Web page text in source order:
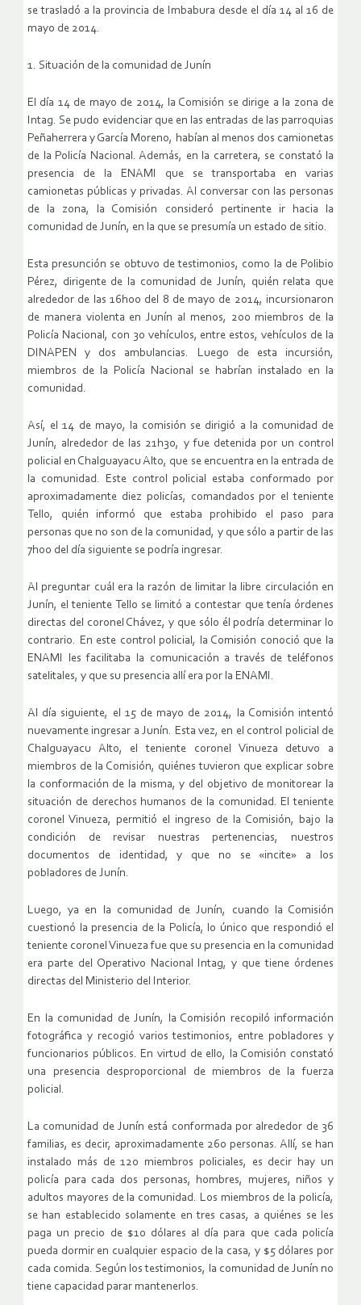
se trasladó a la provincia de Imbabura desde el día 14 al 16 de
mayo de 2014.
1. Situación de la comunidad de Junín
El día 14 de mayo de 2014, la Comisión se dirige a la zona de
Intag. Se pudo evidenciar que en las entradas de las parroquias
Peñaherrera y García Moreno, habían al menos dos camionetas
de la Policía Nacional. Además, en la carretera, se constató la
presencia de la ENAMI que se transportaba en varias
camionetas públicas y privadas. Al conversar con las personas
de la zona, la Comisión consideró pertinente ir hacia la
comunidad de Junín, en la que se presumía un estado de sitio.
Esta presunción se obtuvo de testimonios, como la de Polibio
Pérez, dirigente de la comunidad de Junín, quién relata que
alrededor de las 16h00 del 8 de mayo de 2014, incursionaron
de manera violenta en Junín al menos, 200 miembros de la
Policía Nacional, con 30 vehículos, entre estos, vehículos de la
DINAPEN y dos ambulancias. Luego de esta incursión,
miembros de la Policía Nacional se habrían instalado en la
comunidad.
Así, el 14 de mayo, la comisión se dirigió a la comunidad de
Junín, alrededor de las 21h30, y fue detenida por un control
policial en Chalguayacu Alto, que se encuentra en la entrada de
la comunidad. Este control policial estaba conformado por
aproximadamente diez policías, comandados por el teniente
Tello, quién informó que estaba prohibido el paso para
personas que no son de la comunidad, y que sólo a partir de las
7h00 del día siguiente se podría ingresar.
Al preguntar cuál era la razón de limitar la libre circulación en
Junín, el teniente Tello se limitó a contestar que tenía órdenes
directas del coronel Chávez, y que sólo él podría determinar lo
contrario. En este control policial, la Comisión conoció que la
ENAMI les facilitaba la comunicación a través de teléfonos
satelitales, y que su presencia allí era por la ENAMI.
Al día siguiente, el 15 de mayo de 2014, la Comisión intentó
nuevamente ingresar a Junín. Esta vez, en el control policial de
Chalguayacu Alto, el teniente coronel Vinueza detuvo a
miembros de la Comisión, quiénes tuvieron que explicar sobre
la conformación de la misma, y del objetivo de monitorear la
situación de derechos humanos de la comunidad. El teniente
coronel Vinueza, permitió el ingreso de la Comisión, bajo la
condición de revisar nuestras pertenencias, nuestros
documentos de identidad, y que no se «incite» a los
pobladores de Junín.
Luego, ya en la comunidad de Junín, cuando la Comisión
cuestionó la presencia de la Policía, lo único que respondió el
teniente coronel Vinueza fue que su presencia en la comunidad
era parte del Operativo Nacional Intag, y que tiene órdenes
directas del Ministerio del Interior.
En la comunidad de Junín, la Comisión recopiló información
fotográfica y recogió varios testimonios, entre pobladores y
funcionarios públicos. En virtud de ello, la Comisión constató
una presencia desproporcional de miembros de la fuerza
policial.
La comunidad de Junín está conformada por alrededor de 36
familias, es decir, aproximadamente 260 personas. Allí, se han
instalado más de 120 miembros policiales, es decir hay un
policía para cada dos personas, hombres, mujeres, niños y
adultos mayores de la comunidad. Los miembros de la policía,
se han establecido solamente en tres casas, a quiénes se les
paga un precio de $10 dólares al día para que cada policía
pueda dormir en cualquier espacio de la casa, y $5 dólares por
cada comida. Según los testimonios, la comunidad de Junín no
tiene capacidad parar mantenerlos.